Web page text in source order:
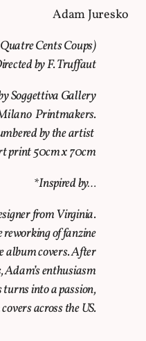
Adam Juresko
Cents Coups)
by F. Truffaut
Soggettiva Gallery
Printmakers.
by the artist
print 50cm x 70cm
*Inspired by…
from Virginia.
of fanzine
album covers. After
enthusiasm
into a passion,
across the US.